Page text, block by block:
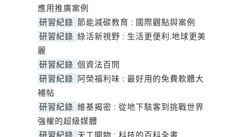
應用推廣案例
研習紀錄 節能減碳教育 : 國際觀點與案例
研習紀錄 綠活新視野 : 生活更便利.地球更美
麗
研習紀錄 個資法百問
研習紀錄 阿榮福利味 : 最好用的免費軟體大
補帖
研習紀錄 維基揭密 : 從地下駭客到挑戰世界
強權的超級媒體